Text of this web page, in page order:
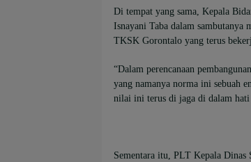
Di tempat yang sama, Kepala
Isnayani Taba dalam sambutanya
TKSK Gorontalo yang terus
“Dalam perencanaan
yang namanya norma ini sebuah
nilai ini terus di jaga di dalam
Sementara itu, PLT Kepala